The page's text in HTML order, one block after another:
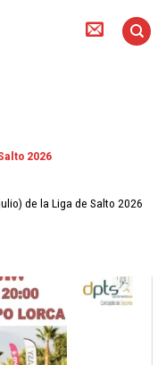
2026
de la Liga de Salto 2026